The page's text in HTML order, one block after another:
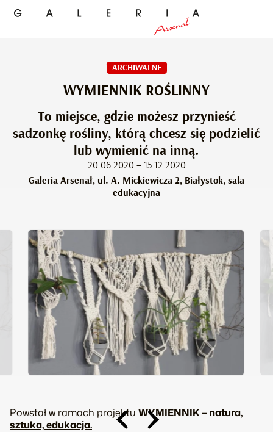
ARCHIWALNE
WYMIENNIK ROŚLINNY
To miejsce, gdzie możesz przynieść
sadzonkę rośliny, którą chcesz się podzielić
lub wymienić na inną.
20.06.2020 – 15.12.2020
Galeria Arsenał, ul. A. Mickiewicza 2, Białystok, sala
edukacyjna
Powstał w ramach projektu WYMIENNIK – natura,
sztuka, edukacja.